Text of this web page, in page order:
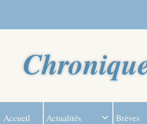
Accueil Actualités Brèves